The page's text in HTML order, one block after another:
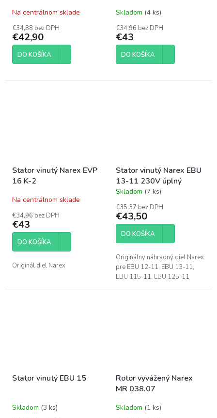
Na centrálnom sklade
€34,88 bez DPH
€42,90
DO KOŠÍKA
Skladom (4 ks)
€34,96 bez DPH
€43
DO KOŠÍKA
Stator vinutý Narex EVP
16 K-2
Na centrálnom sklade
€34,96 bez DPH
€43
DO KOŠÍKA
Originál diel Narex
Stator vinutý Narex EBU
13-11 230V úplný
Priemerné
produktu
je
5,0
hviezdičiek.
Skladom (7 ks)
€35,37 bez DPH
€43,50
DO KOŠÍKA
Originálny náhradný diel Narex
pre EBU 12-11, EBU 13-11,
EBU 115-11, EBU 125-11
Stator vinutý EBU 15
Skladom (3 ks)
Rotor vyvážený Narex
MR 038.07
Skladom (1 ks)